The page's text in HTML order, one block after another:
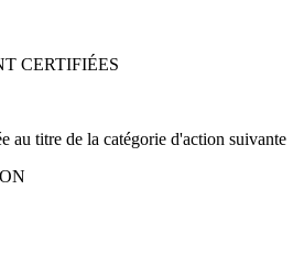
CERTIFIÉES
au titre de la catégorie d'action suivante